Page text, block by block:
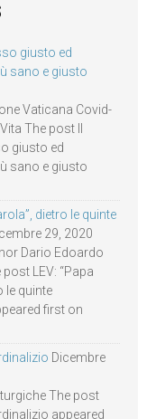
giusto ed
sano e giusto
Vaticana Covid-
The post Il
giusto ed
sano e giusto
dietro le quinte
29, 2020
Dario Edoardo
LEV: “Papa
le quinte
first on
Dicembre
The post
appeared